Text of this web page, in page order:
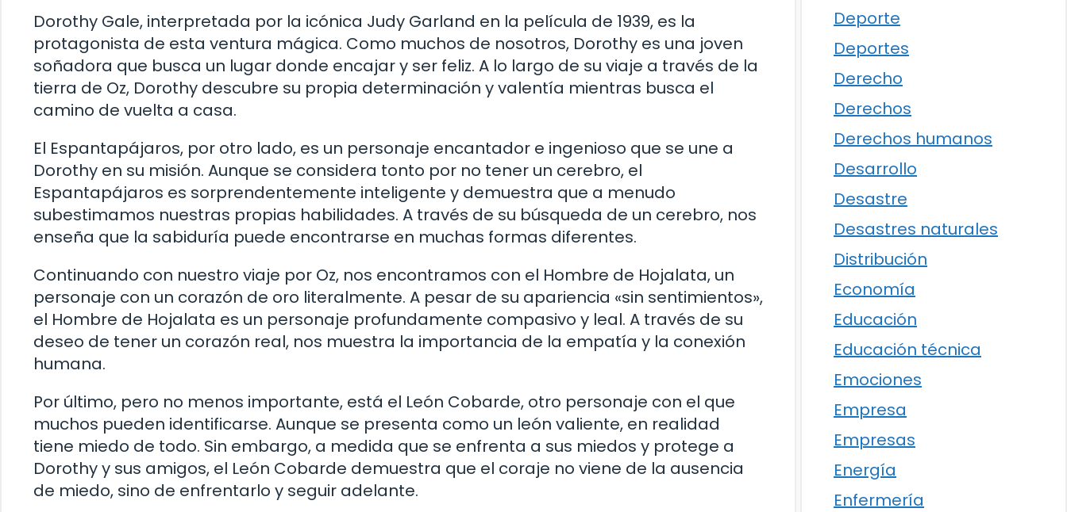
Dorothy Gale, interpretada por la icónica Judy Garland en la película de 1939, es la
protagonista de esta ventura mágica. Como muchos de nosotros, Dorothy es una joven
soñadora que busca un lugar donde encajar y ser feliz. A lo largo de su viaje a través de la
tierra de Oz, Dorothy descubre su propia determinación y valentía mientras busca el
camino de vuelta a casa.
El Espantapájaros, por otro lado, es un personaje encantador e ingenioso que se une a
Dorothy en su misión. Aunque se considera tonto por no tener un cerebro, el
Espantapájaros es sorprendentemente inteligente y demuestra que a menudo
subestimamos nuestras propias habilidades. A través de su búsqueda de un cerebro, nos
enseña que la sabiduría puede encontrarse en muchas formas diferentes.
Continuando con nuestro viaje por Oz, nos encontramos con el Hombre de Hojalata, un
personaje con un corazón de oro literalmente. A pesar de su apariencia «sin sentimientos»,
el Hombre de Hojalata es un personaje profundamente compasivo y leal. A través de su
deseo de tener un corazón real, nos muestra la importancia de la empatía y la conexión
humana.
Por último, pero no menos importante, está el León Cobarde, otro personaje con el que
muchos pueden identificarse. Aunque se presenta como un león valiente, en realidad
tiene miedo de todo. Sin embargo, a medida que se enfrenta a sus miedos y protege a
Dorothy y sus amigos, el León Cobarde demuestra que el coraje no viene de la ausencia
de miedo, sino de enfrentarlo y seguir adelante.
Deporte
Deportes
Derecho
Derechos
Derechos humanos
Desarrollo
Desastre
Desastres naturales
Distribución
Economía
Educación
Educación técnica
Emociones
Empresa
Empresas
Energía
Enfermería